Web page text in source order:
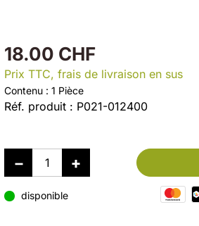
18.00 CHF
Prix TTC, frais de livraison en sus
Contenu : 1 Pièce
Réf. produit : P021-012400
disponible